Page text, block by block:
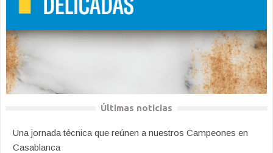
Últimas noticias
Una jornada técnica que reúnen a nuestros Campeones en
Casablanca